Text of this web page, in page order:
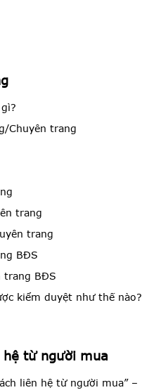
Chuyên trang
trang
trang
BĐS
trang BĐS
kiểm duyệt như thế nào?
hệ từ người mua
liên hệ từ người mua” –